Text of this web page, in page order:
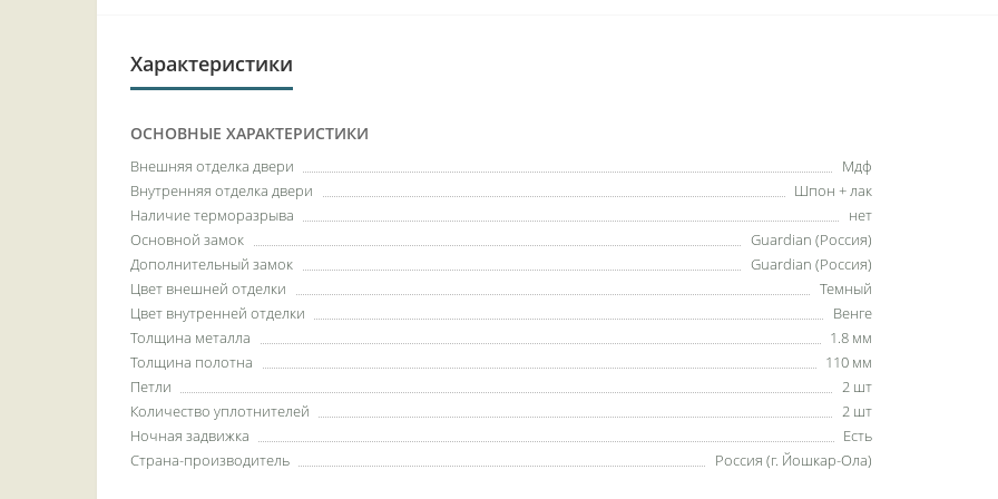
Характеристики
ОСНОВНЫЕ ХАРАКТЕРИСТИКИ
Внешняя отделка двери
Мдф
Внутренняя отделка двери
Шпон + лак
Наличие терморазрыва
нет
Основной замок
Guardian (Россия)
Дополнительный замок
Guardian (Россия)
Цвет внешней отделки
Темный
Цвет внутренней отделки
Венге
Толщина металла
1.8 мм
Толщина полотна
110 мм
Петли
2 шт
Количество уплотнителей
2 шт
Ночная задвижка
Есть
Страна-производитель
Россия (г. Йошкар-Ола)